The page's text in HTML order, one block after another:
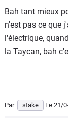
Je constate
Bah tant mieux
n'est pas ce que
l'électrique,
la Taycan, bah
Par stake Le 21/